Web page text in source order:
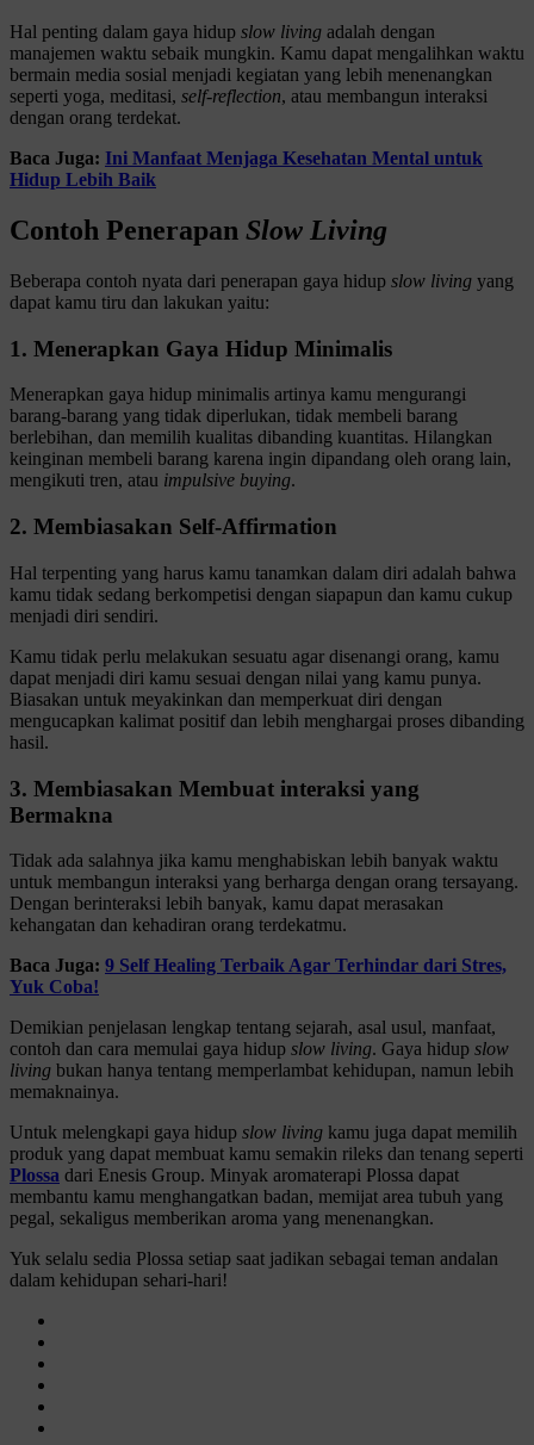
Hal penting dalam gaya hidup slow living adalah dengan
manajemen waktu sebaik mungkin. Kamu dapat mengalihkan waktu
bermain media sosial menjadi kegiatan yang lebih menenangkan
seperti yoga, meditasi, self-reflection, atau membangun interaksi
dengan orang terdekat.
Baca Juga: Ini Manfaat Menjaga Kesehatan Mental untuk
Hidup Lebih Baik
Contoh Penerapan Slow Living
Beberapa contoh nyata dari penerapan gaya hidup slow living yang
dapat kamu tiru dan lakukan yaitu:
1. Menerapkan Gaya Hidup Minimalis
Menerapkan gaya hidup minimalis artinya kamu mengurangi
barang-barang yang tidak diperlukan, tidak membeli barang
berlebihan, dan memilih kualitas dibanding kuantitas. Hilangkan
keinginan membeli barang karena ingin dipandang oleh orang lain,
mengikuti tren, atau impulsive buying.
2. Membiasakan Self-Affirmation
Hal terpenting yang harus kamu tanamkan dalam diri adalah bahwa
kamu tidak sedang berkompetisi dengan siapapun dan kamu cukup
menjadi diri sendiri.
Kamu tidak perlu melakukan sesuatu agar disenangi orang, kamu
dapat menjadi diri kamu sesuai dengan nilai yang kamu punya.
Biasakan untuk meyakinkan dan memperkuat diri dengan
mengucapkan kalimat positif dan lebih menghargai proses dibanding
hasil.
3. Membiasakan Membuat interaksi yang
Bermakna
Tidak ada salahnya jika kamu menghabiskan lebih banyak waktu
untuk membangun interaksi yang berharga dengan orang tersayang.
Dengan berinteraksi lebih banyak, kamu dapat merasakan
kehangatan dan kehadiran orang terdekatmu.
Baca Juga: 9 Self Healing Terbaik Agar Terhindar dari Stres,
Yuk Coba!
Demikian penjelasan lengkap tentang sejarah, asal usul, manfaat,
contoh dan cara memulai gaya hidup slow living. Gaya hidup slow
living bukan hanya tentang memperlambat kehidupan, namun lebih
memaknainya.
Untuk melengkapi gaya hidup slow living kamu juga dapat memilih
produk yang dapat membuat kamu semakin rileks dan tenang seperti
Plossa dari Enesis Group. Minyak aromaterapi Plossa dapat
membantu kamu menghangatkan badan, memijat area tubuh yang
pegal, sekaligus memberikan aroma yang menenangkan.
Yuk selalu sedia Plossa setiap saat jadikan sebagai teman andalan
dalam kehidupan sehari-hari!